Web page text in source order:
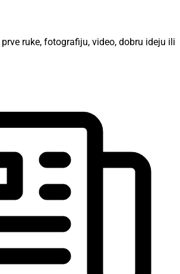
ruke, fotografiju, video, dobru ideju ili